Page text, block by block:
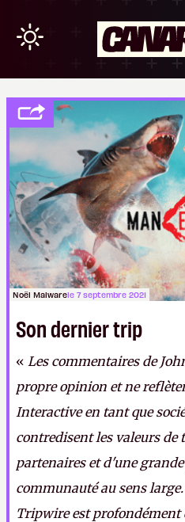
Noël Malwarele 7 septembre 2021
Son dernier trip
« Les commentaires de
propre opinion et ne
Interactive en tant que
contredisent les valeurs de
partenaires et d'une
communauté au sens
Tripwire est profondément